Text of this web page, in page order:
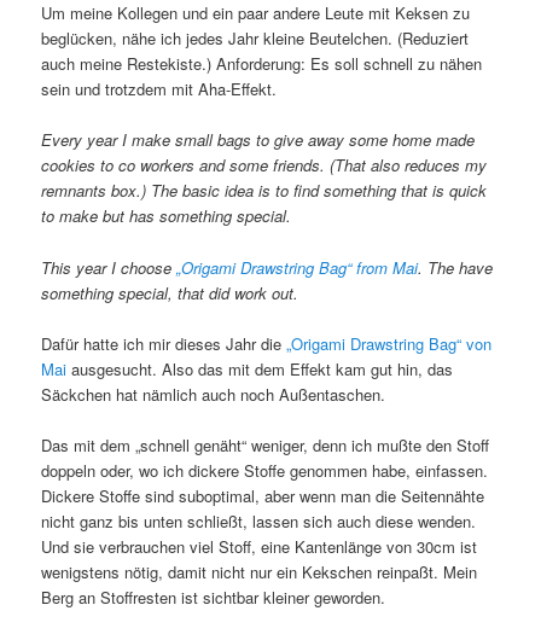
Um meine Kollegen und ein paar andere Leute mit Keksen zu
beglücken, nähe ich jedes Jahr kleine Beutelchen. (Reduziert
auch meine Restekiste.) Anforderung: Es soll schnell zu nähen
sein und trotzdem mit Aha-Effekt.
Every year I make small bags to give away some home made
cookies to co workers and some friends. (That also reduces my
remnants box.) The basic idea is to find something that is quick
to make but has something special.
This year I choose„Origami Drawstring Bag“ from Mai. The have
something special, that did work out.
Dafür hatte ich mir dieses Jahr die„Origami Drawstring Bag“ von
Mai ausgesucht. Also das mit dem Effekt kam gut hin, das
Säckchen hat nämlich auch noch Außentaschen.
Das mit dem „schnell genäht“ weniger, denn ich mußte den Stoff
doppeln oder, wo ich dickere Stoffe genommen habe, einfassen.
Dickere Stoffe sind suboptimal, aber wenn man die Seitennähte
nicht ganz bis unten schließt, lassen sich auch diese wenden.
Und sie verbrauchen viel Stoff, eine Kantenlänge von 30cm ist
wenigstens nötig, damit nicht nur ein Kekschen reinpaßt. Mein
Berg an Stoffresten ist sichtbar kleiner geworden.